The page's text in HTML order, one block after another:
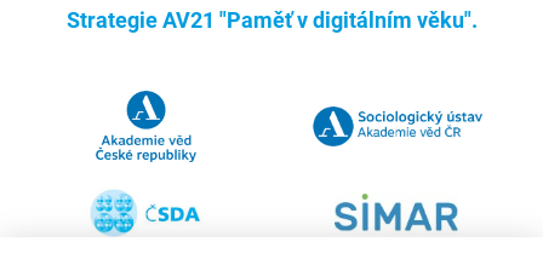
Strategie AV21 "Paměť v digitálním věku".